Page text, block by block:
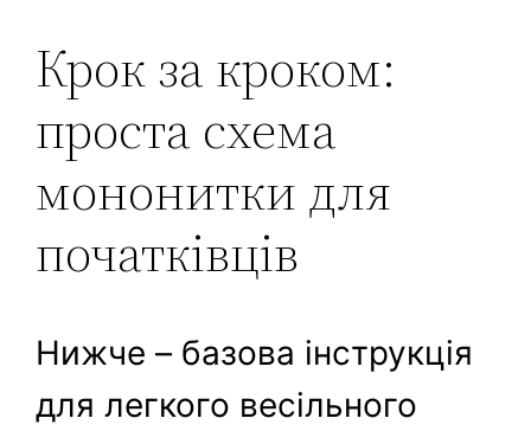
Крок за кроком:
проста схема
мононитки для
початківців
Нижче – базова інструкція
для легкого весільного